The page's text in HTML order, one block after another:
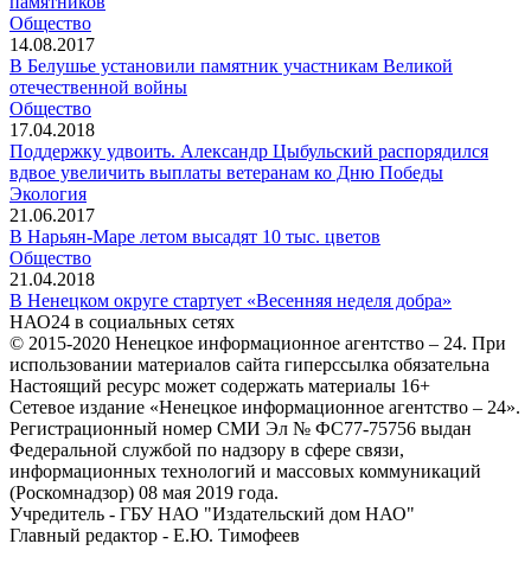
Общество
14.08.2017
В Белушье установили памятник участникам Великой
отечественной войны
Общество
17.04.2018
Поддержку удвоить. Александр Цыбульский распорядился
вдвое увеличить выплаты ветеранам ко Дню Победы
Экология
21.06.2017
В Нарьян-Маре летом высадят 10 тыс. цветов
Общество
21.04.2018
В Ненецком округе стартует «Весенняя неделя добра»
НАО24 в социальных сетях
© 2015-2020 Ненецкое информационное агентство – 24. При
использовании материалов сайта гиперссылка обязательна
Настоящий ресурс может содержать материалы 16+
Сетевое издание «Ненецкое информационное агентство – 24».
Регистрационный номер СМИ Эл № ФС77-75756 выдан
Федеральной службой по надзору в сфере связи,
информационных технологий и массовых коммуникаций
(Роскомнадзор) 08 мая 2019 года.
Учредитель - ГБУ НАО "Издательский дом НАО"
Главный редактор - Е.Ю. Тимофеев